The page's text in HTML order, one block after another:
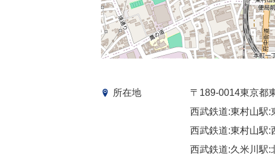
所在地
〒189-0014東京都
西武鉄道:東村山駅:
西武鉄道:東村山駅:
西武鉄道:久米川駅: